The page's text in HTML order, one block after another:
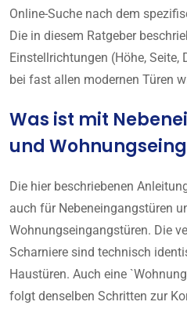
Online-Suche nach dem
Die in diesem Ratgeber
Einstellrichtungen (Höhe, Seite,
bei fast allen modernen Türen
Was ist mit
und
Die hier beschriebenen
auch für Nebeneingangstüren
Wohnungseingangstüren. Die
Scharniere sind technisch
Haustüren. Auch eine
folgt denselben Schritten zur